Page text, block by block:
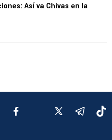
Así va Chivas en la